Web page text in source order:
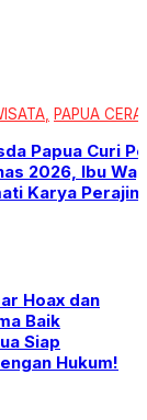
PAPUA
Papua Curi
2026, Ibu
Karya Perajin
Hoax dan
Baik
Siap
Hukum!